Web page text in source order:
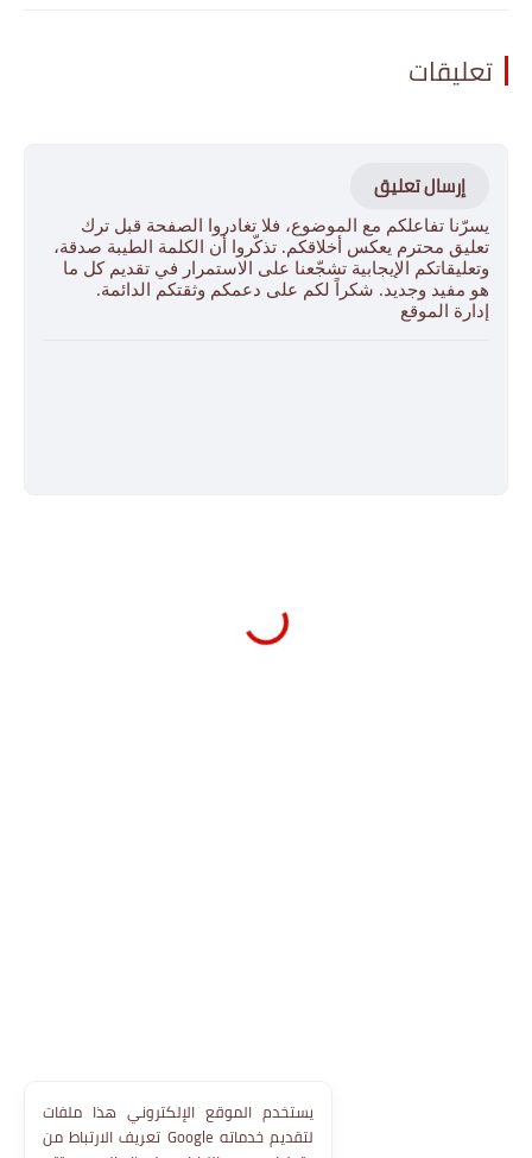
تعليقات
إرسال تعليق
يسرّنا تفاعلكم مع الموضوع، فلا تغادروا الصفحة قبل ترك
تعليق محترم يعكس أخلاقكم. تذكّروا أن الكلمة الطيبة صدقة،
وتعليقاتكم الإيجابية تشجّعنا على الاستمرار في تقديم كل ما
هو مفيد وجديد. شكراً لكم على دعمكم وثقتكم الدائمة.
إدارة الموقع
يستخدم الموقع الإلكتروني هذا ملفات
تعريف الارتباط من Google لتقديم خدماته